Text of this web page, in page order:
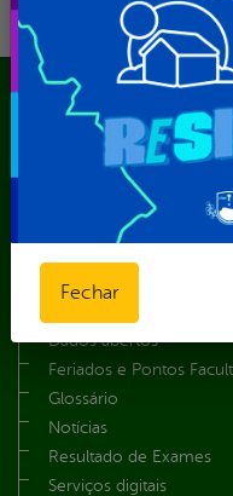
Mapa do Site
A Prefeita
Acesso ao Portal do
Agendamento
Cadastro Cultural
Dados abertos
Feriados e Pontos
Glossário
Notícias
Resultado de Exames
Serviços digitais
Fechar